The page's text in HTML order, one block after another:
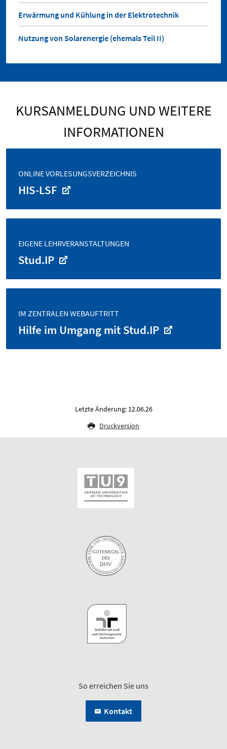
Erwärmung und Kühlung in der Elektrotechnik
Nutzung von Solarenergie (ehemals Teil II)
KURSANMELDUNG UND WEITERE
INFORMATIONEN
ONLINE VORLESUNGSVERZEICHNIS
HIS-LSF
EIGENE LEHRVERANSTALTUNGEN
Stud.IP
IM ZENTRALEN WEBAUFTRITT
Hilfe im Umgang mit Stud.IP
Letzte Änderung: 12.06.26
Druckversion
So erreichen Sie uns
Kontakt